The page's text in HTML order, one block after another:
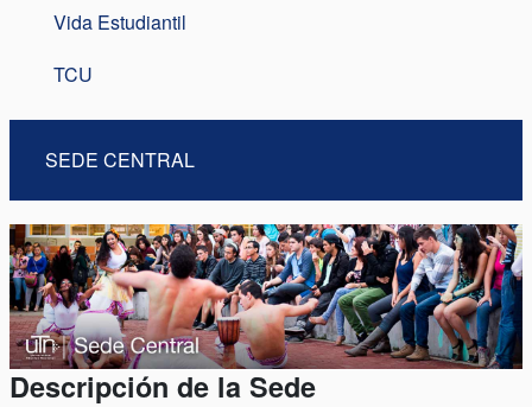
Vida Estudiantil
TCU
SEDE CENTRAL
Descripción de la Sede